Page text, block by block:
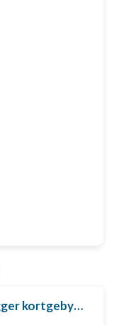
PSD2 forbyder, at du lægger kortgebyret ud til dine kunder fra 1. januar 2018